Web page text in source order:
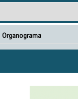
Organograma